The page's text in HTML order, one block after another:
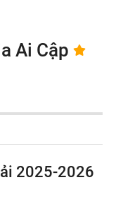
Ai Cập
2025-2026